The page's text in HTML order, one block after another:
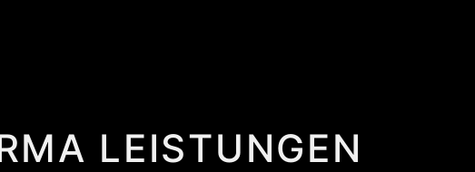
LEISTUNGEN